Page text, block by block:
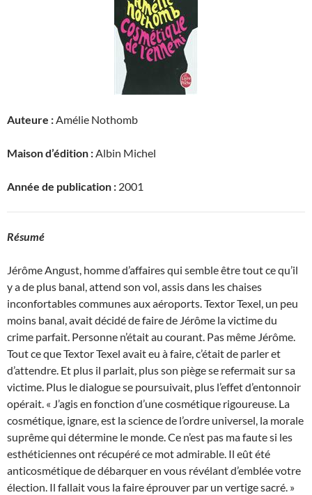
Auteure :Amélie Nothomb
Maison d’édition :Albin Michel
Année de publication : 2001
Résumé
Jérôme Angust, homme d’affaires qui semble être tout ce qu’il
y a de plus banal, attend son vol, assis dans les chaises
inconfortables communes aux aéroports. Textor Texel, un peu
moins banal, avait décidé de faire de Jérôme la victime du
crime parfait. Personne n’était au courant. Pas même Jérôme.
Tout ce que Textor Texel avait eu à faire, c’était de parler et
d’attendre. Et plus il parlait, plus son piège se refermait sur sa
victime. Plus le dialogue se poursuivait, plus l’effet d’entonnoir
opérait. « J’agis en fonction d’une cosmétique rigoureuse. La
cosmétique, ignare, est la science de l’ordre universel, la morale
suprême qui détermine le monde. Ce n’est pas ma faute si les
esthéticiennes ont récupéré ce mot admirable. Il eût été
anticosmétique de débarquer en vous révélant d’emblée votre
élection. Il fallait vous la faire éprouver par un vertige sacré. »